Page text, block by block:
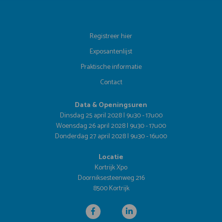
Registreer hier
Exposantenlijst
Praktische informatie
Contact
Data & Openingsuren
Dinsdag 25 april 2028 | 9u30 - 17u00
Woensdag 26 april 2028 | 9u30 - 17u00
Donderdag 27 april 2028 | 9u30 - 16u00
Locatie
Kortrijk Xpo
Doorniksesteenweg 216
8500 Kortrijk